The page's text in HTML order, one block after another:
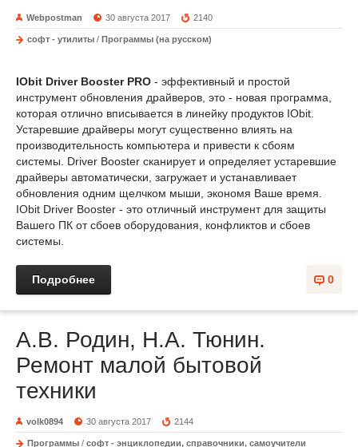
Webpostman 30 августа 2017 2140
софт - утилиты / Программы (на русском)
IObit Driver Booster PRO - эффективный и простой
инструмент обновления драйверов, это - новая программа,
которая отлично вписывается в линейку продуктов IObit.
Устаревшие драйверы могут существенно влиять на
производительность компьютера и привести к сбоям
системы. Driver Booster сканирует и определяет устаревшие
драйверы автоматически, загружает и устанавливает
обновления одним щелчком мыши, экономя Ваше время.
IObit Driver Booster - это отличный инструмент для защиты
Вашего ПК от сбоев оборудования, конфликтов и сбоев
системы.
0
Подробнее
А.В. Родин, Н.А. Тюнин.
Ремонт малой бытовой
техники
volk0894 30 августа 2017 2144
Программы / софт - энциклопедии, справочники, самоучители